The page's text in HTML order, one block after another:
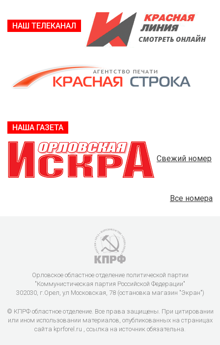
НАШ ТЕЛЕКАНАЛ
НАША ГАЗЕТА
Свежий номер
Все номера
Орловское областное отделение политической партии
"Коммунистическая партия Российской Федерации"
302030, г.Орел, ул Московская, 78 (остановка магазин "Экран")
© КПРФ областное отделение. Все права защищены. При цитировании
или ином использовании материалов, опубликованных на страницах
сайта kprforel.ru , ссылка на источник обязательна.